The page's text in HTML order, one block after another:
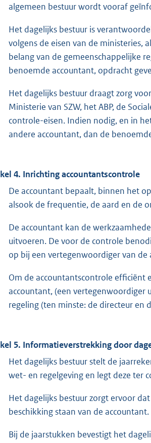
algemeen bestuur wordt vooraf
Het dagelijks bestuur is
volgens de eisen van de ministeries,
belang van de gemeenschappelijke
benoemde accountant, opdracht
Het dagelijks bestuur draagt zorg
Ministerie van SZW, het ABP, de
controle-eisen. Indien nodig, en in
andere accountant, dan de
4. Inrichting accountantscontrole
De accountant bepaalt, binnen het
alsook de frequentie, de aard en de
De accountant kan de
uitvoeren. De voor de controle
op bij een vertegenwoordiger van
Om de accountantscontrole efficiënt
accountant, (een vertegenwoordiger
regeling (ten minste: de directeur en
5. Informatieverstrekking door
Het dagelijks bestuur stelt de
wet- en regelgeving en legt deze ter
Het dagelijks bestuur zorgt ervoor
beschikking staan van de accountant.
Bij de jaarstukken bevestigt het